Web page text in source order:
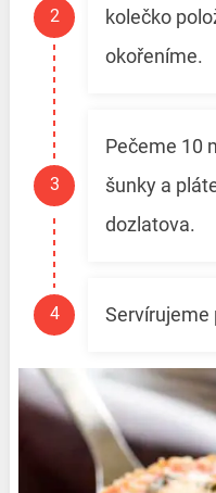
kolečko
okořeníme.
Pečeme 10
šunky a
dozlatova.
Servírujeme